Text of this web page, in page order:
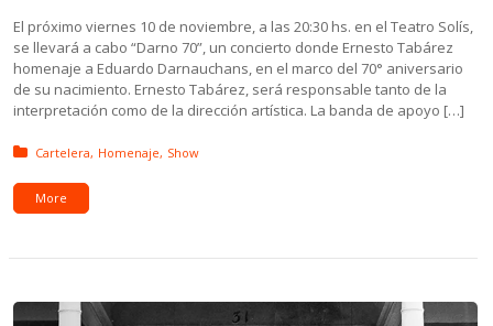
El próximo viernes 10 de noviembre, a las 20:30 hs. en el Teatro Solís,
se llevará a cabo “Darno 70”, un concierto donde Ernesto Tabárez
homenaje a Eduardo Darnauchans, en el marco del 70° aniversario
de su nacimiento. Ernesto Tabárez, será responsable tanto de la
interpretación como de la dirección artística. La banda de apoyo […]
Posted in:
Cartelera Homenaje Show
More